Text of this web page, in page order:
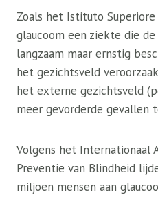
Zoals het Istituto
glaucoom een ​​ziekte die
langzaam maar ernstig
het gezichtsveld
het externe gezichtsveld
meer gevorderde gevallen
Volgens het Internationaal
Preventie van Blindheid
miljoen mensen aan